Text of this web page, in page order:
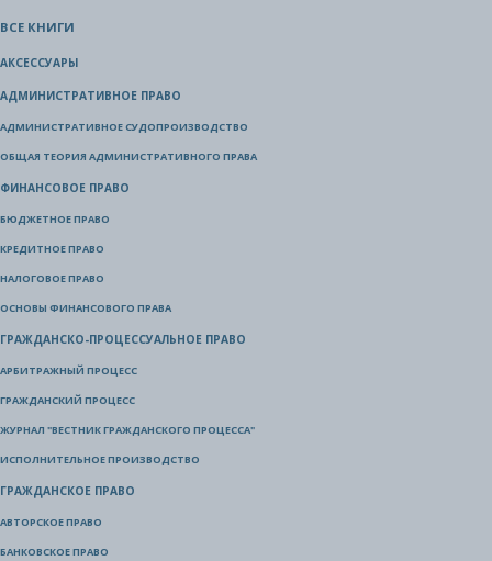
ВСЕ КНИГИ
АКСЕССУАРЫ
АДМИНИСТРАТИВНОЕ ПРАВО
АДМИНИСТРАТИВНОЕ СУДОПРОИЗВОДСТВО
ОБЩАЯ ТЕОРИЯ АДМИНИСТРАТИВНОГО ПРАВА
ФИНАНСОВОЕ ПРАВО
БЮДЖЕТНОЕ ПРАВО
КРЕДИТНОЕ ПРАВО
НАЛОГОВОЕ ПРАВО
ОСНОВЫ ФИНАНСОВОГО ПРАВА
ГРАЖДАНСКО-ПРОЦЕССУАЛЬНОЕ ПРАВО
АРБИТРАЖНЫЙ ПРОЦЕСС
ГРАЖДАНСКИЙ ПРОЦЕСС
ЖУРНАЛ "ВЕСТНИК ГРАЖДАНСКОГО ПРОЦЕССА"
ИСПОЛНИТЕЛЬНОЕ ПРОИЗВОДСТВО
ГРАЖДАНСКОЕ ПРАВО
АВТОРСКОЕ ПРАВО
БАНКОВСКОЕ ПРАВО